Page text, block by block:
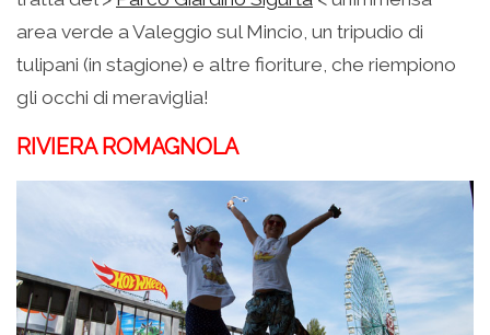
area verde a Valeggio sul Mincio, un tripudio di
tulipani (in stagione) e altre fioriture, che riempiono
gli occhi di meraviglia!
RIVIERA ROMAGNOLA